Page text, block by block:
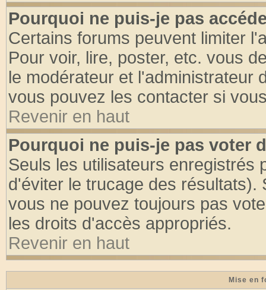
Pourquoi ne puis-je pas
Certains forums peuvent limiter
Pour voir, lire, poster, etc. vous
le modérateur et l'administrateur
vous pouvez les contacter si
Revenir en haut
Pourquoi ne puis-je pas voter
Seuls les utilisateurs enregistrés
d'éviter le trucage des
vous ne pouvez toujours pas
les droits d'accès appropriés.
Revenir en haut
Mise en